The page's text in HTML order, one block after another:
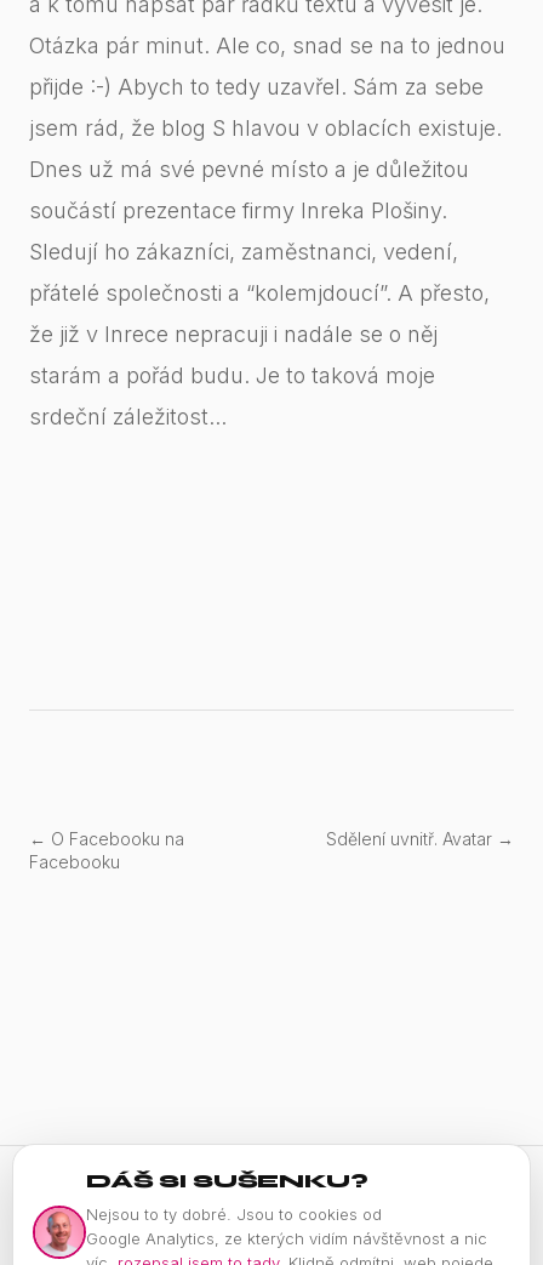
Otázka pár minut. Ale co, snad se na to jednou
přijde :-) Abych to tedy uzavřel. Sám za sebe
jsem rád, že blog S hlavou v oblacích existuje.
Dnes už má své pevné místo a je důležitou
součástí prezentace firmy Inreka Plošiny.
Sledují ho zákazníci, zaměstnanci, vedení,
přátelé společnosti a “kolemjdoucí”. A přesto,
že již v Inrece nepracuji i nadále se o něj
starám a pořád budu. Je to taková moje
srdeční záležitost...
← O Facebooku na
Facebooku
Sdělení uvnitř. Avatar →
© 2009–2026 PAVEL HORALÍK
Postaveno s AI a vibe codingem
DÁŠ SI SUŠENKU?
Nejsou to ty dobré. Jsou to cookies od
Google Analytics, ze kterých vidím návštěvnost a nic